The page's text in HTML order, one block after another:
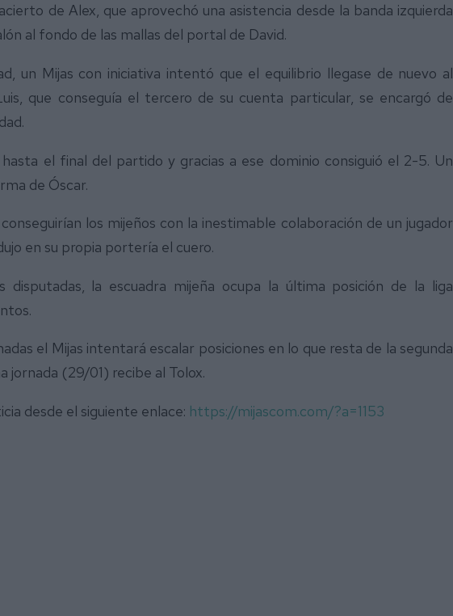
de Alex, que aprovechó una asistencia desde la banda izquierda
al fondo de las mallas del portal de David.
un Mijas con iniciativa intentó que el equilibrio llegase de nuevo al
que conseguía el tercero de su cuenta particular, se encargó de
el final del partido y gracias a ese dominio consiguió el 2-5. Un
de Óscar.
los mijeños con la inestimable colaboración de un jugador
en su propia portería el cuero.
disputadas, la escuadra mijeña ocupa la última posición de la liga
el Mijas intentará escalar posiciones en lo que resta de la segunda
jornada (29/01) recibe al Tolox.
desde el siguiente enlace: https://mijascom.com/?a=1153